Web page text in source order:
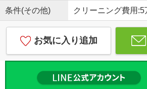
条件(その他) クリーニング費用:5
お気に入り追加